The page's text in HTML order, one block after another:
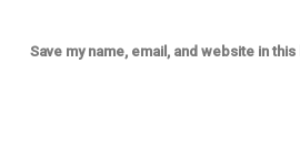
Save my name, email, and website in